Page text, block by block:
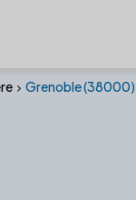
Grenoble (38000)